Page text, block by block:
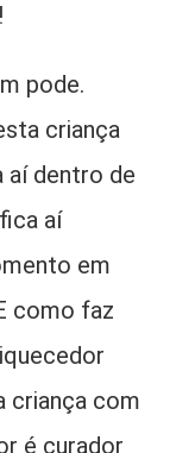
pode.
criança
aí dentro de
aí
em
como faz
criança com
é curador